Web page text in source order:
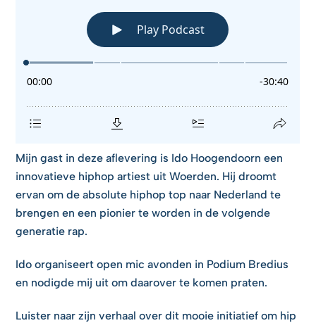
Mijn gast in deze aflevering is Ido Hoogendoorn een
innovatieve hiphop artiest uit Woerden. Hij droomt
ervan om de absolute hiphop top naar Nederland te
brengen en een pionier te worden in de volgende
generatie rap.
Ido organiseert open mic avonden in Podium Bredius
en nodigde mij uit om daarover te komen praten.
Luister naar zijn verhaal over dit mooie initiatief om hip